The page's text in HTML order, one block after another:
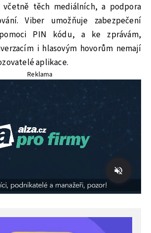
těch mediálních, a podpora
Viber umožňuje zabezpečení
PIN kódu, a ke zprávám,
i hlasovým hovorům nemají
aplikace.
Reklama